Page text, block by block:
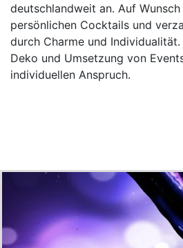
deutschlandweit an. Auf
persönlichen Cocktails und
durch Charme und
Deko und Umsetzung von
individuellen Anspruch.